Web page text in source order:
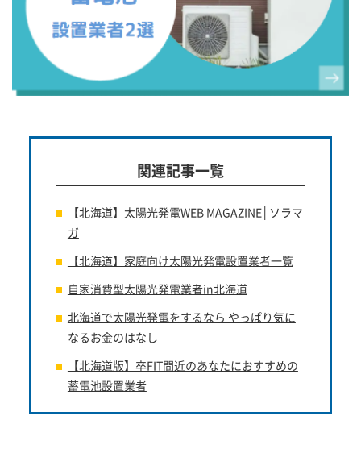
関連記事一覧
【北海道】太陽光発電WEB MAGAZINE│ソラマ
ガ
【北海道】家庭向け太陽光発電設置業者一覧
自家消費型太陽光発電業者in北海道
北海道で太陽光発電をするなら やっぱり気に
なるお金のはなし
【北海道版】卒FIT間近のあなたにおすすめの
蓄電池設置業者